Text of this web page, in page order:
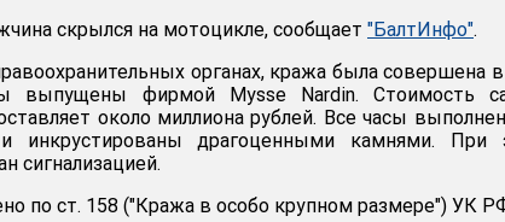
скрылся на мотоцикле, сообщает "БалтИнфо".
органах, кража была совершена в
выпущены фирмой Mysse Nardin. Стоимость
около миллиона рублей. Все часы
инкрустированы драгоценными камнями. При
сигнализацией.
по ст. 158 ("Кража в особо крупном размере") УК